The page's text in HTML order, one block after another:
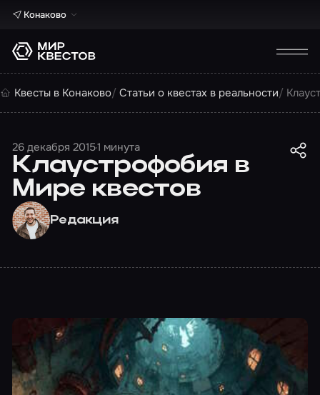
Конаково
Квесты в Конаково Статьи о квестах в реальности
26 декабря 20151 минута
Клаустрофобия в
Мире квестов
Редакция